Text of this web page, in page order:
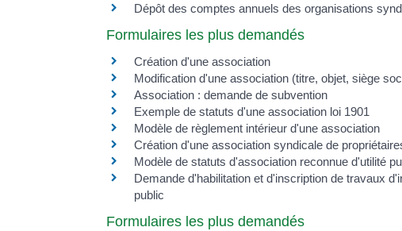
Dépôt des comptes annuels des organisations
Formulaires les plus demandés
Création d'une association
Modification d'une association (titre, objet, siège
Association : demande de subvention
Exemple de statuts d'une association loi 1901
Modèle de règlement intérieur d'une association
Création d'une association syndicale de
Modèle de statuts d'association reconnue d'utilité
Demande d'habilitation et d'inscription de travaux
public
Formulaires les plus demandés